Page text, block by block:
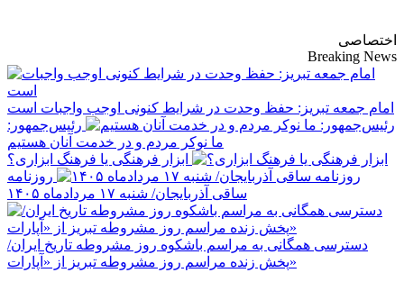
اختصاصی
Breaking News
امام جمعه تبریز: حفظ وحدت در شرایط کنونی اوجب واجبات است
رئیس‌جمهور:
ما نوکر مردم و در خدمت آنان هستیم
ابزار فرهنگی یا فرهنگ ابزاری؟
روزنامه
ساقی آذربایجان/ شنبه ۱۷ مردادماه ۱۴۰۵
دسترسی همگانی به مراسم باشکوه روز مشروطه تاریخ ایران/
پخش زنده مراسم روز مشروطه تبریز از «آپارات»